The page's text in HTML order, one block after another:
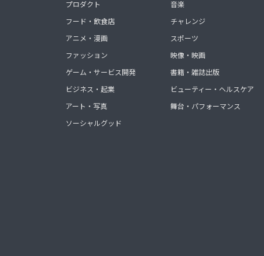
プロダクト
フード・飲食店
アニメ・漫画
ファッション
ゲーム・サービス開発
ビジネス・起業
アート・写真
ソーシャルグッド
音楽
チャレンジ
スポーツ
映像・映画
書籍・雑誌出版
ビューティー・ヘルスケア
舞台・パフォーマンス